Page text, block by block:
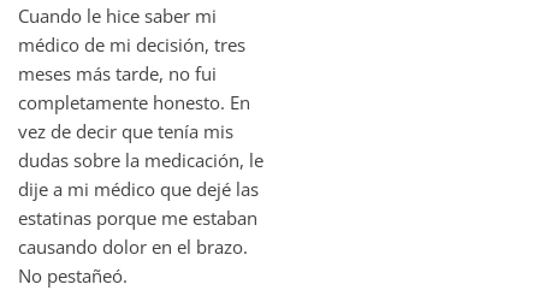
Cuando le hice saber mi
médico de mi decisión, tres
meses más tarde, no fui
completamente honesto. En
vez de decir que tenía mis
dudas sobre la medicación, le
dije a mi médico que dejé las
estatinas porque me estaban
causando dolor en el brazo.
No pestañeó.